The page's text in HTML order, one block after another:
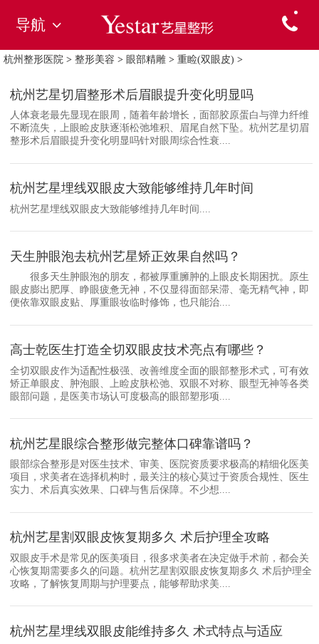
导航
杭州整形医院 > 整形美容 > 眼部精雕 > 重睑(双眼皮) >
杭州艺星切眉整形术后眉眼提升变化明显吗
人体衰老最先显现在眼周，随着年龄增长，面部胶原蛋白与弹力纤维
不断流失，上眼睑皮肤逐渐松弛堆积、眉尾自然下坠。杭州艺星切眉
整形术后眉眼提升变化明显吗针对眼周综合性衰....
杭州艺星埋线双眼皮大致能够维持几年时间
杭州艺星埋线双眼皮大致能够维持几年时间....
天生肿眼泡去杭州艺星矫正效果自然吗？
很多天生肿眼泡的朋友，都被厚重臃肿的上眼皮长期困扰。原生
眼皮膨出肥厚、睁眼疲惫无神，不仅显得面部呆滞、毫无精气神，即
便依靠双眼皮贴、厚重眼妆临时修饰，也只能治....
高士乾医生打造全切双眼皮技术亮点有哪些？
全切双眼皮作为适配性极强、改善维度全面的眼部整形术式，可有效
矫正单眼皮、肿泡眼、上睑皮肤松弛、双眼不对称、眼型无神等各类
眼部问题，是医美市场认可度极高的眼部塑形项....
杭州艺星眼综合整形做完整体口碑靠谱吗？
眼部综合整形是对医生技术、审美、医院资质要求极高的精细化医美
项目，求美者在选择机构时，最关注的核心莫过于资质合规性、医生
实力、术后真实效果、口碑与售后保障。不少想....
杭州艺星割双眼皮恢复期多久 术后护理全攻略
双眼皮手术是常见的医美项目，很多求美者在决定做手术前，都会关
心恢复期需要多久的问题。杭州艺星割双眼皮恢复期多久 术后护理全
攻略，了解恢复周期与护理要点，能够帮助求美....
杭州艺星埋线双眼皮能维持多久 术式特点与适应